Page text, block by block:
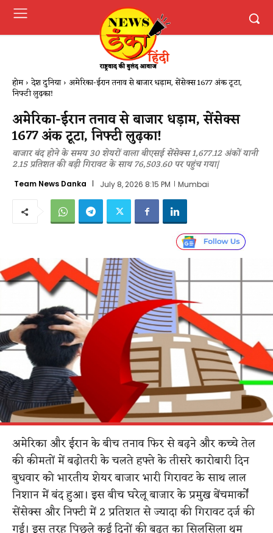
होम देश दुनिया अमेरिका-ईरान तनाव से बाजार धड़ाम, सेंसेक्स 1677 अंक टूटा,
निफ्टी लुढ़का!
अमेरिका-ईरान तनाव से बाजार धड़ाम, सेंसेक्स
1677 अंक टूटा, निफ्टी लुढ़का!
बाजार बंद होने के समय 30 शेयरों वाला बीएसई सेंसेक्स 1,677.12 अंकों यानी
2.15 प्रतिशत की बड़ी गिरावट के साथ 76,503.60 पर पहुंच गया|
Team News Danka July 8, 2026 8:15 PM Mumbai
अमेरिका और ईरान के बीच तनाव फिर से बढ़ने और कच्चे तेल
की कीमतों में बढ़ोतरी के चलते हफ्ते के तीसरे कारोबारी दिन
बुधवार को भारतीय शेयर बाजार भारी गिरावट के साथ लाल
निशान में बंद हुआ। इस बीच घरेलू बाजार के प्रमुख बेंचमार्कों
सेंसेक्स और निफ्टी में 2 प्रतिशत से ज्यादा की गिरावट दर्ज की